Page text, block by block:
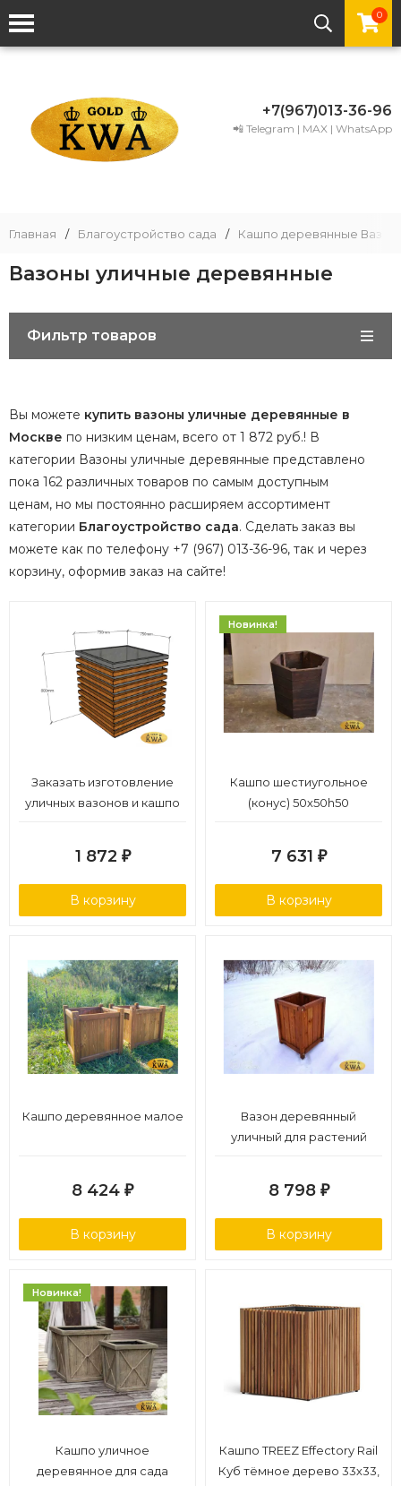
0
+7(967)013-36-96
📲 Telegram | MAX | WhatsApp
Главная / Благоустройство сада / Кашпо деревянные
Вазоны уличные деревянные
Фильтр товаров
Вы можете купить вазоны уличные деревянные в
Москве по низким ценам, всего от 1 872 руб.! В
категории Вазоны уличные деревянные представлено
пока 162 различных товаров по самым доступным
ценам, но мы постоянно расширяем ассортимент
категории Благоустройство сада. Сделать заказ вы
можете как по телефону +7 (967) 013-36-96, так и через
корзину, оформив заказ на сайте!
Заказать изготовление
уличных вазонов и кашпо
1 872 ₽
В корзину
Новинка!
Кашпо шестиугольное
(конус) 50х50h50
7 631 ₽
В корзину
Кашпо деревянное малое
8 424 ₽
В корзину
Вазон деревянный
уличный для растений
8 798 ₽
В корзину
Новинка!
Кашпо уличное
деревянное для сада
Кашпо TREEZ Effectory Rail
Куб тёмное дерево 33х33,